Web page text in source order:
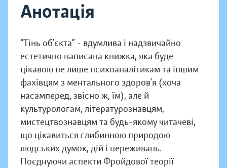
Анотація
“Тінь об’єкта” - вдумлива і надзвичайно
естетично написана книжка, яка буде
цікавою не лише психоаналітикам та іншим
фахівцям з ментального здоров’я (хоча
насамперед, звісно ж, їм), але й
культурологам, літературознавцям,
мистецтвознавцям та будь-якому читачеві,
що цікавиться глибинною природою
людських думок, дій і переживань.
Поєднуючи аспекти Фройдової теорії